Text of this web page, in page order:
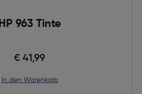
HP 963 Tinte
€ 41,99
in den Warenkorb